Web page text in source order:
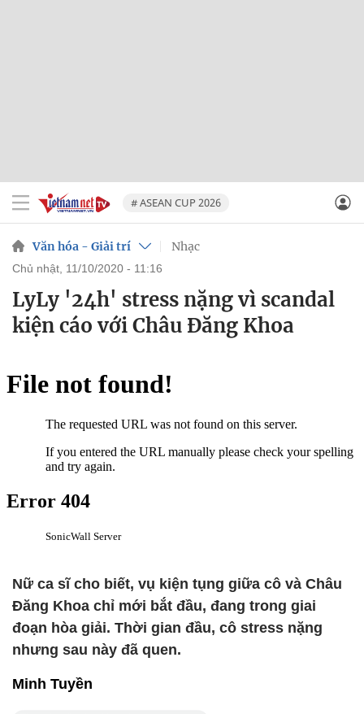
# ASEAN CUP 2026
Văn hóa - Giải trí Nhạc
chủ nhật, 11/10/2020 - 11:16
LyLy '24h' stress nặng vì scandal
kiện cáo với Châu Đăng Khoa
Nữ ca sĩ cho biết, vụ kiện tụng giữa cô và Châu
Đăng Khoa chỉ mới bắt đầu, đang trong giai
đoạn hòa giải. Thời gian đầu, cô stress nặng
nhưng sau này đã quen.
Minh Tuyền